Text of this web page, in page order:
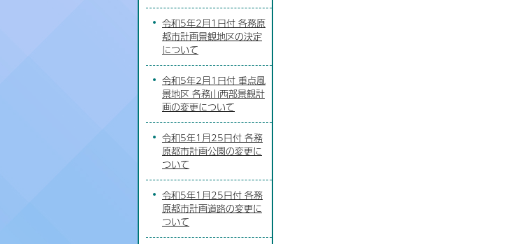
令和5年2月1日付 各務原
都市計画景観地区の決定
について
令和5年2月1日付 重点風
景地区 各務山西部景観計
画の変更について
令和5年1月25日付 各務
原都市計画公園の変更に
ついて
令和5年1月25日付 各務
原都市計画道路の変更に
ついて